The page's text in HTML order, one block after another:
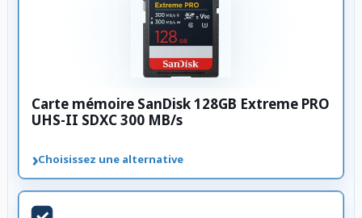
Carte mémoire SanDisk 128GB Extreme PRO
UHS-II SDXC 300 MB/s
›Choisissez une alternative